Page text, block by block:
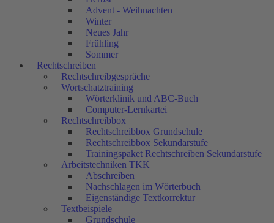
Advent - Weihnachten
Winter
Neues Jahr
Frühling
Sommer
Rechtschreiben
Rechtschreibgespräche
Wortschatztraining
Wörterklinik und ABC-Buch
Computer-Lernkartei
Rechtschreibbox
Rechtschreibbox Grundschule
Rechtschreibbox Sekundarstufe
Trainingspaket Rechtschreiben Sekundarstufe
Arbeitstechniken TKK
Abschreiben
Nachschlagen im Wörterbuch
Eigenständige Textkorrektur
Textbeispiele
Grundschule